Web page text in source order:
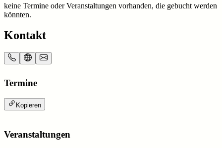
keine Termine oder Veranstaltungen vorhanden, die gebucht werden
könnten.
Kontakt
Termine
Kopieren
Veranstaltungen